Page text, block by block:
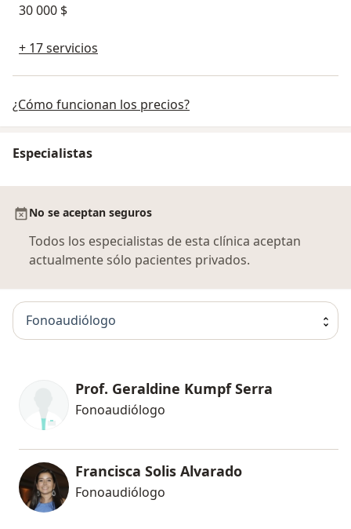
30 000 $
+ 17 servicios
¿Cómo funcionan los precios?
Especialistas
No se aceptan seguros
Todos los especialistas de esta clínica aceptan
actualmente sólo pacientes privados.
Fonoaudiólogo
Prof. Geraldine Kumpf Serra
Fonoaudiólogo
Francisca Solis Alvarado
Fonoaudiólogo